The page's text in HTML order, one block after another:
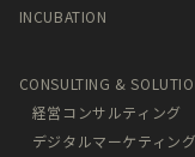
INCUBATION
CONSULTING &
経営コンサルティング
デジタルマーケティン